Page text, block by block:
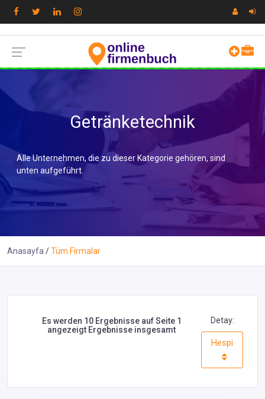
Getränketechnik
Alle Unternehmen, die zu dieser Kategorie gehören, sind
unten aufgeführt.
Anasayfa Tüm Firmalar
Es werden 10 Ergebnisse auf Seite 1
angezeigt Ergebnisse insgesamt
Detay:
Hespi